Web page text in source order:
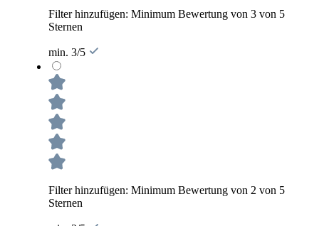
Filter hinzufügen: Minimum Bewertung von 3 von 5
Sternen
min. 3/5
Filter hinzufügen: Minimum Bewertung von 2 von 5
Sternen